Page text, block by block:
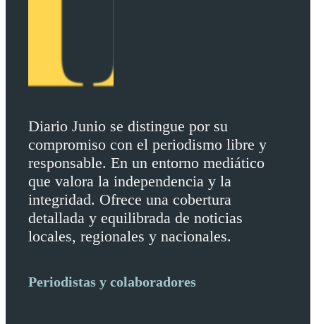
Diario Junio se distingue por su
compromiso con el periodismo libre y
responsable. En un entorno mediático
que valora la independencia y la
integridad. Ofrece una cobertura
detallada y equilibrada de noticias
locales, regionales y nacionales.
Periodistas y colaboradores